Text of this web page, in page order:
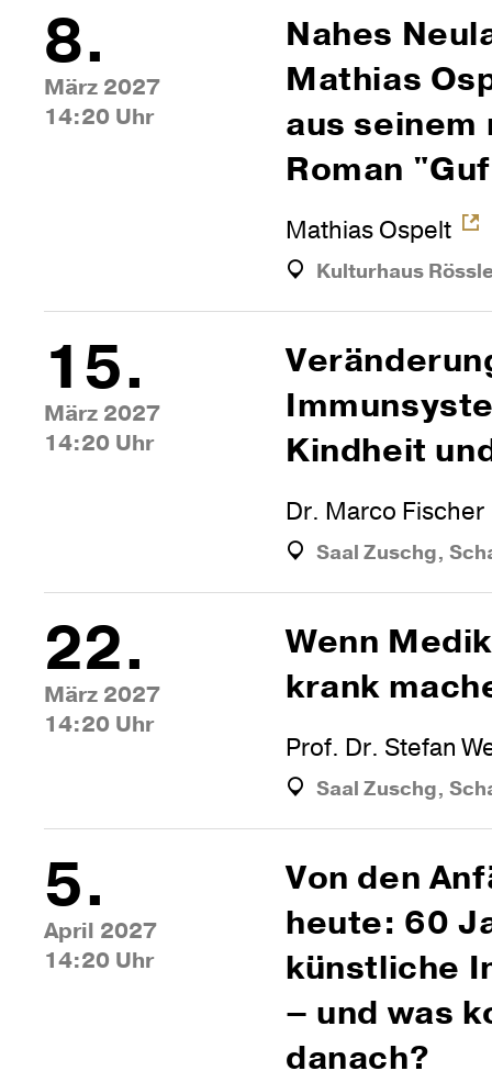
8.
März 2027
14:20 Uhr
Nahes
Mathias
aus seinem
Roman
Mathias Ospelt
Kulturhaus
15.
März 2027
14:20 Uhr
Kind­heit
Dr. Marco Fischer
Saal Zuschg,
22.
März 2027
14:20 Uhr
Wenn
krank
Prof. Dr. Stefan
Saal Zuschg,
5.
April 2027
14:20 Uhr
Von den
heute: 60
künst­liche
– und was
danach?